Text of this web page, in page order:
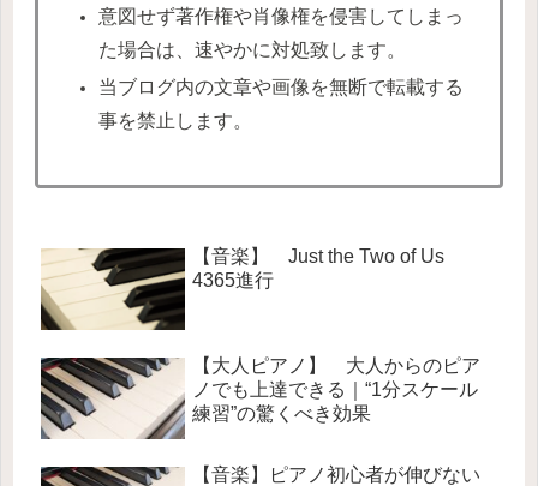
意図せず著作権や肖像権を侵害してしまっ
た場合は、速やかに対処致します。
当ブログ内の文章や画像を無断で転載する
事を禁止します。
【音楽】 Just the Two of Us
4365進行
【大人ピアノ】 大人からのピア
ノでも上達できる｜“1分スケール
練習”の驚くべき効果
【音楽】ピアノ初心者が伸びない